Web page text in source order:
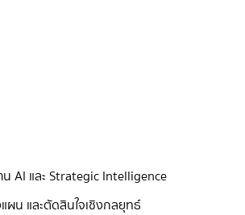
AI และ Strategic Intelligence
แผน และตัดสินใจเชิงกลยุทธ์